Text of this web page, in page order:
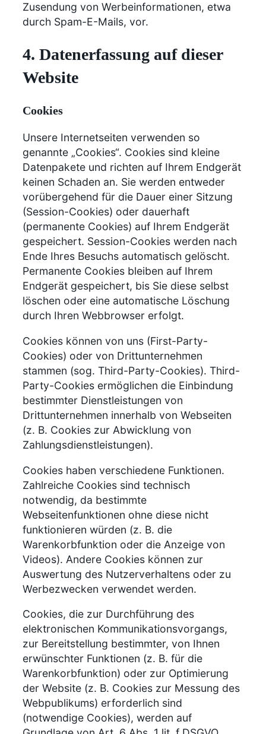
Zusendung von Werbeinformationen, etwa
durch Spam-E-Mails, vor.
4. Datenerfassung auf dieser
Website
Cookies
Unsere Internetseiten verwenden so
genannte „Cookies“. Cookies sind kleine
Datenpakete und richten auf Ihrem Endgerät
keinen Schaden an. Sie werden entweder
vorübergehend für die Dauer einer Sitzung
(Session-Cookies) oder dauerhaft
(permanente Cookies) auf Ihrem Endgerät
gespeichert. Session-Cookies werden nach
Ende Ihres Besuchs automatisch gelöscht.
Permanente Cookies bleiben auf Ihrem
Endgerät gespeichert, bis Sie diese selbst
löschen oder eine automatische Löschung
durch Ihren Webbrowser erfolgt.
Cookies können von uns (First-Party-
Cookies) oder von Drittunternehmen
stammen (sog. Third-Party-Cookies). Third-
Party-Cookies ermöglichen die Einbindung
bestimmter Dienstleistungen von
Drittunternehmen innerhalb von Webseiten
(z. B. Cookies zur Abwicklung von
Zahlungsdienstleistungen).
Cookies haben verschiedene Funktionen.
Zahlreiche Cookies sind technisch
notwendig, da bestimmte
Webseitenfunktionen ohne diese nicht
funktionieren würden (z. B. die
Warenkorbfunktion oder die Anzeige von
Videos). Andere Cookies können zur
Auswertung des Nutzerverhaltens oder zu
Werbezwecken verwendet werden.
Cookies, die zur Durchführung des
elektronischen Kommunikationsvorgangs,
zur Bereitstellung bestimmter, von Ihnen
erwünschter Funktionen (z. B. für die
Warenkorbfunktion) oder zur Optimierung
der Website (z. B. Cookies zur Messung des
Webpublikums) erforderlich sind
(notwendige Cookies), werden auf